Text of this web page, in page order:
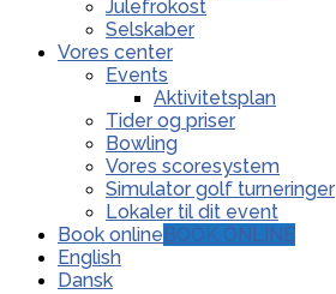
Julefrokost
Selskaber
Vores center
Events
Aktivitetsplan
Tider og priser
Bowling
Vores scoresystem
Simulator golf turneringer
Lokaler til dit event
Book onlineBOOK ONLINE
English
Dansk